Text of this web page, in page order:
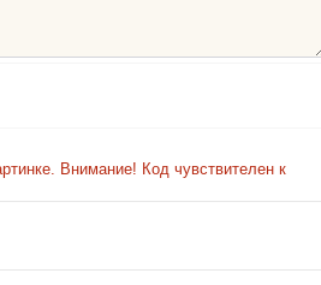
Внимание! Код чувствителен к